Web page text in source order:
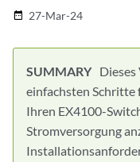
date_range 27-Mar-24
einfachsten Schritte
Ihren EX4100-
Stromversorgung